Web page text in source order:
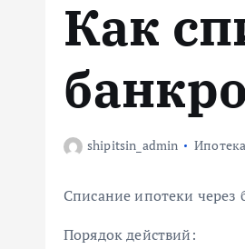
Как
shipitsin_admin Ипотека
Списание ипотеки
Порядок действий: